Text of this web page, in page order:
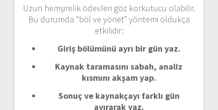
Uzun hemşirelik ödevleri göz korkutucu olabilir.
Bu durumda “böl ve yönet” yöntemi oldukça
etkilidir:
Giriş bölümünü ayrı bir gün yaz.
Kaynak taramasını sabah, analiz
kısmını akşam yap.
Sonuç ve kaynakçayı farklı gün
ayırarak yaz.